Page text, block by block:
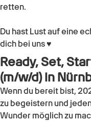
retten.
Du hast Lust auf eine
dich bei uns ♥
Ready, Set,
(m/w/d)in
Wenn du bereit bist,
zu begeistern und
Wunder möglich zu